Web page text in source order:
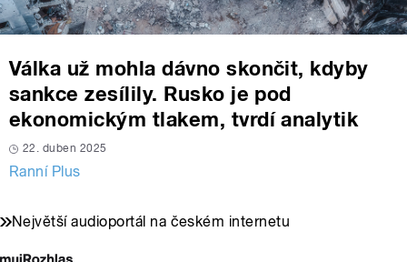
Válka už mohla dávno skončit, kdyby
sankce zesílily. Rusko je pod
ekonomickým tlakem, tvrdí analytik
22. duben 2025
Ranní Plus
Největší audioportál na českém internetu